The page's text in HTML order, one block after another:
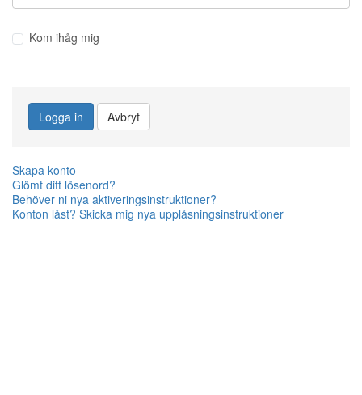
Kom ihåg mig
Logga in Avbryt
Skapa konto
Glömt ditt lösenord?
Behöver ni nya aktiveringsinstruktioner?
Konton låst? Skicka mig nya upplåsningsinstruktioner